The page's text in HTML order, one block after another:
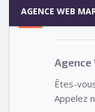
AGENCE WEBVotre site
Agence
Êtes-
Appelez